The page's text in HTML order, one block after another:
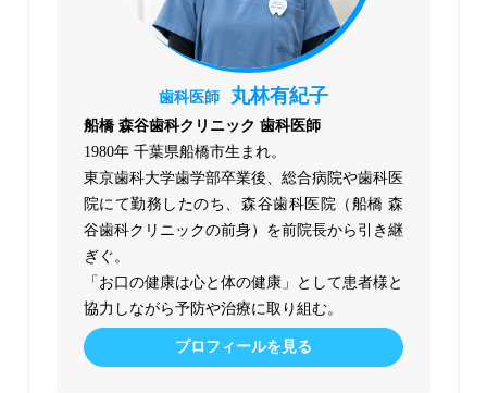
歯科医師 丸林有紀子
船橋 森谷歯科クリニック 歯科医師
1980年 千葉県船橋市生まれ。
東京歯科大学歯学部卒業後、総合病院や歯科医
院にて勤務したのち、森谷歯科医院（船橋 森
谷歯科クリニックの前身）を前院長から引き継
ぎぐ。
「お口の健康は心と体の健康」として患者様と
協力しながら予防や治療に取り組む。
プロフィールを見る